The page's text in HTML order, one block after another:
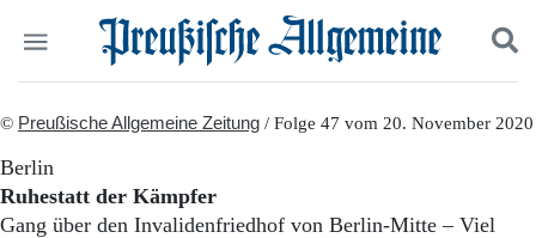
Politik
Gesellschaft
Suchen und finden
© Preußische Allgemeine Zeitung / Folge 47 vom 20. November 2020
Berlin
Ruhestatt der Kämpfer
Gang über den Invalidenfriedhof von Berlin-Mitte – Viel